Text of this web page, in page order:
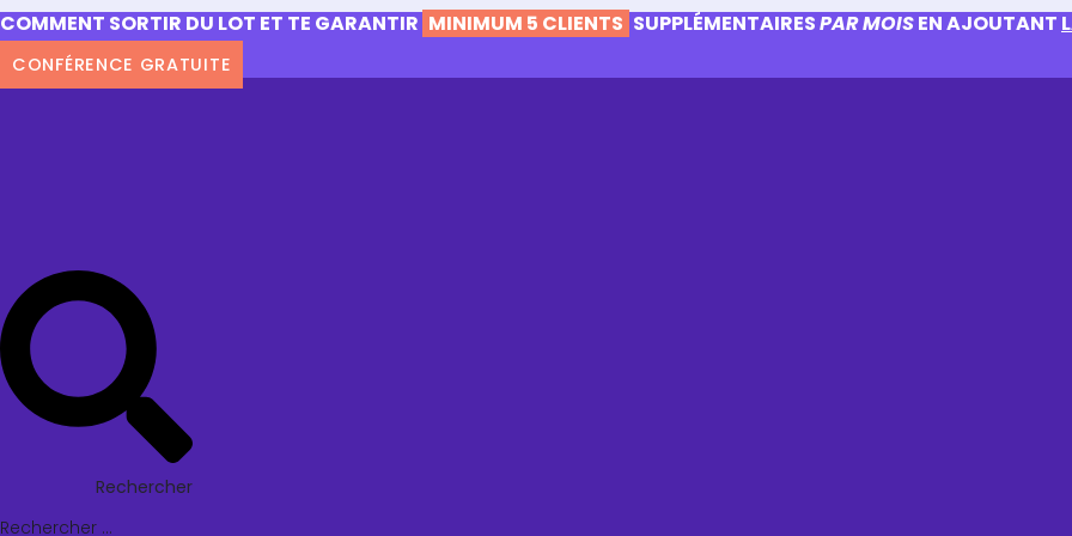
COMMENT SORTIR DU LOT ET TE GARANTIR MINIMUM 5 CLIENTS SUPPLÉMENTAIRESPAR MOISEN AJOUTANT
CONFÉRENCE GRATUITE
Rechercher